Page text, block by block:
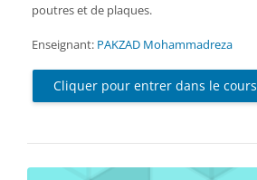
poutres et de plaques.
Enseignant: PAKZAD Mohammadreza
Cliquer pour entrer dans le cours